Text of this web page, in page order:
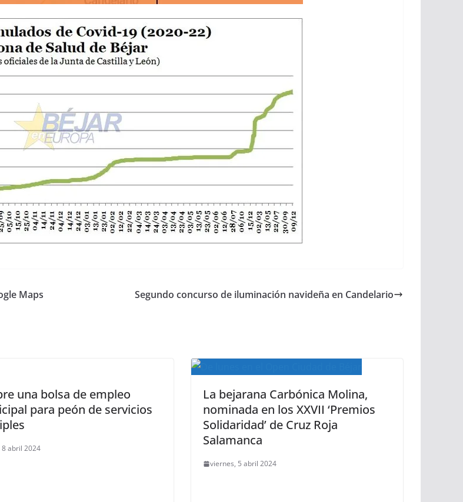
Maps Segundo concurso de iluminación navideña en Candelario
una bolsa de empleo
para peón de servicios
8 abril 2024
La bejarana Carbónica Molina,
nominada en los XXVII ‘Premios
Solidaridad’ de Cruz Roja
Salamanca
viernes, 5 abril 2024